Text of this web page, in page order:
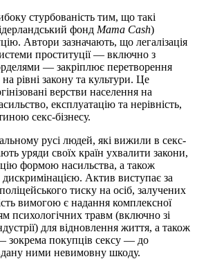
стурбованість тим, що такі
фонд Mama Cash)
Автори зазначають, що легалізація
проституції — включно з
— закріплює перетворення
рівні закону та культури. Це
верстви населення на
експлуатацію та нерівність,
секс-бізнесу.
русі людей, які вижили в секс-
уряди своїх країн ухвалити закони,
формою насильства, а також
Актив виступає за
тиску на осіб, залучених
вимогою є надання комплексної
психологічних травм (включно зі
для відновлення життя, а також
зокрема покупців сексу — до
ними невимовну шкоду.